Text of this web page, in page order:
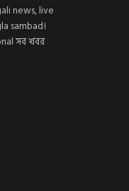
news, live
sambad।
সব খবর